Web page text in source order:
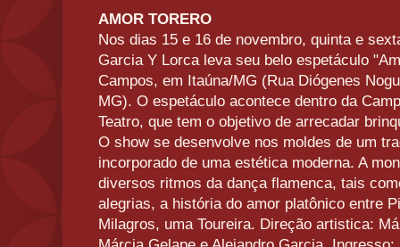
AMOR TORERO
Nos dias 15 e 16 de novembro, quinta e
Garcia Y Lorca leva seu belo espetáculo
Campos, em Itaúna/MG (Rua Diógenes
MG). O espetáculo acontece dentro da
Teatro, que tem o objetivo de arrecadar
O show se desenvolve nos moldes de um
incorporado de uma estética moderna. A
diversos ritmos da dança flamenca, tais
alegrias, a história do amor platônico entre
Milagros, uma Toureira. Direção artistica: